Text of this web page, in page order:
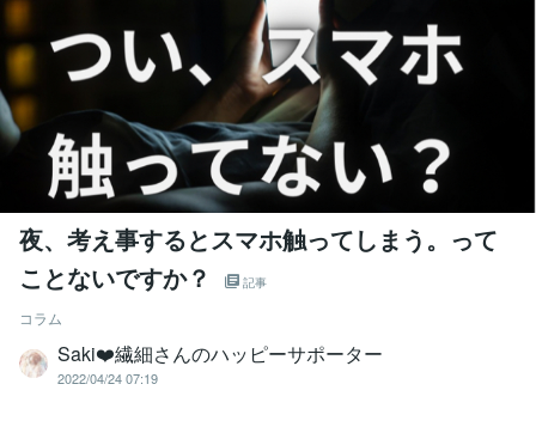
夜、考え事するとスマホ触ってしまう。って
ことないですか？
記事
コラム
Saki❤️繊細さんのハッピーサポーター
2022/04/24 07:19